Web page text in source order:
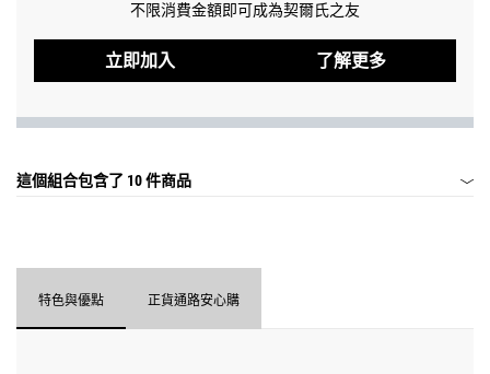
不限消費金額即可成為契爾氏之友
立即加入 了解更多
這個組合包含了 10 件商品
特色與優點 正貨通路安心購